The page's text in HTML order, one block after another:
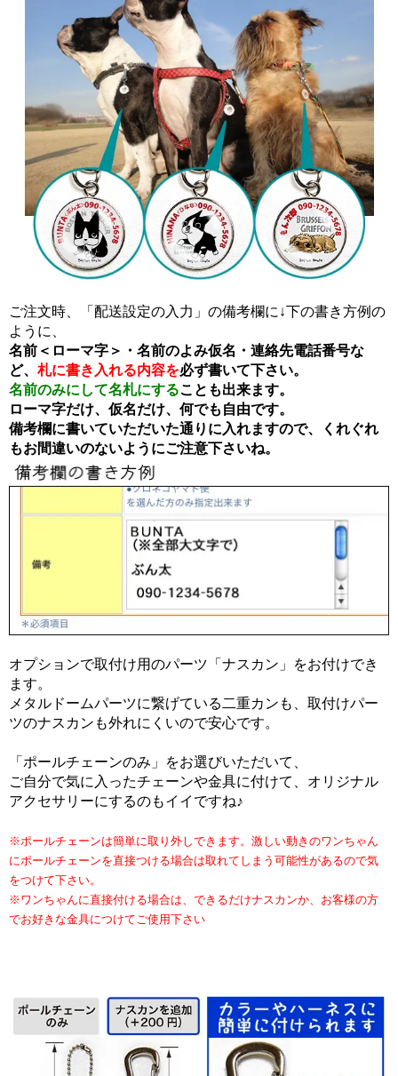
ご注文時、「配送設定の入力」の備考欄に↓下の書き方例の
ように、
名前＜ローマ字＞・名前のよみ仮名・連絡先電話番号な
ど、 札に書き入れる内容を必ず書いて下さい。
名前のみにして名札にすることも出来ます。
ローマ字だけ、仮名だけ、何でも自由です。
備考欄に書いていただいた通りに入れますので、くれぐれ
もお間違いのないようにご注意下さいね。
オプションで取付け用のパーツ「ナスカン」をお付けでき
ます。
メタルドームパーツに繋げている二重カンも、取付けパー
ツのナスカンも外れにくいので安心です。
「ポールチェーンのみ」をお選びいただいて、
ご自分で気に入ったチェーンや金具に付けて、オリジナル
アクセサリーにするのもイイですね♪
※ポールチェーンは簡単に取り外しできます。激しい動きのワンちゃん
にポールチェーンを直接つける場合は取れてしまう可能性があるので気
をつけて下さい。
※ワンちゃんに直接付ける場合は、できるだけナスカンか、お客様の方
でお好きな金具につけてご使用下さい